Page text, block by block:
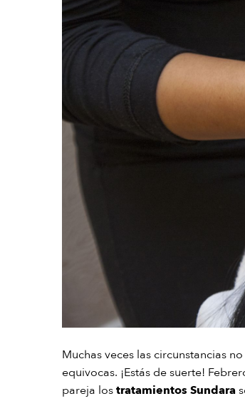
Muchas veces las circunstancias
equivocas. ¡Estás de suerte!
pareja lostratamientos Sundara